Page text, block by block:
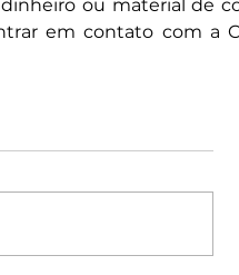
ou material de
em contato com a